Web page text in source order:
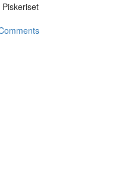
Piskeriset